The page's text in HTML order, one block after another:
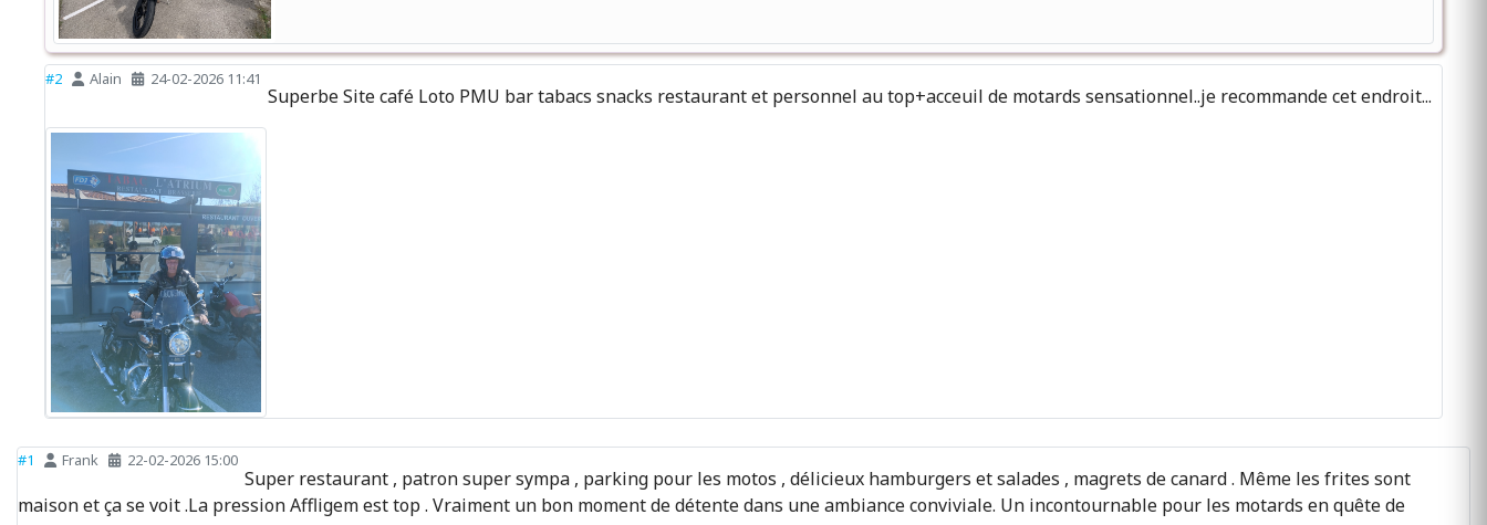
#2 Alain 24-02-2026 11:41
Superbe Site café Loto PMU bar tabacs snacks restaurant et personnel au top+acceuil de motards sensationnel..je recommande cet endroit...
#1 Frank 22-02-2026 15:00
Super restaurant , patron super sympa , parking pour les motos , délicieux hamburgers et salades , magrets de canard . Même les frites sont
maison et ça se voit .La pression Affligem est top . Vraiment un bon moment de détente dans une ambiance conviviale. Un incontournable pour les motards en quête de